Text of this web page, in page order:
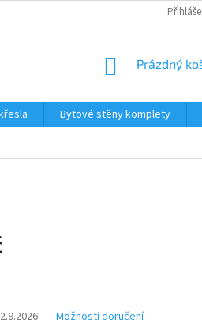
NÁKUPNÍ
Prázdný
Bytové stěny komplety
Možnosti doručení